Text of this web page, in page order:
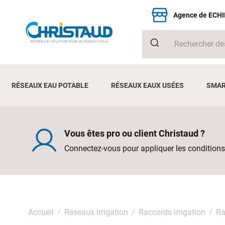
Agence de
RÉSEAUX EAU POTABLE RÉSEAUX EAUX USÉES
Vous êtes pro ou client Christaud ?
Connectez-vous pour appliquer les
Accueil Réseaux Irrigation Raccords irrigation